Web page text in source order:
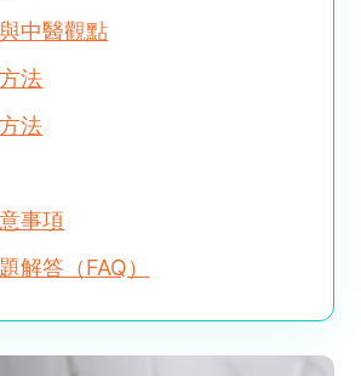
中醫觀點
法
法
事項
解答（FAQ）